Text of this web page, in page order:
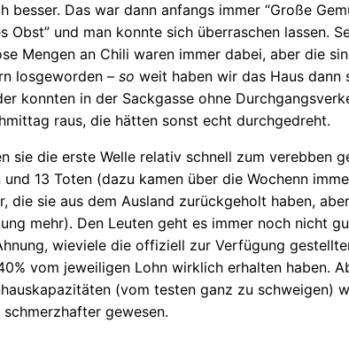
besser. Das war dann anfangs immer “Große
Obst” und man konnte sich überraschen lassen.
Mengen an Chili waren immer dabei, aber die
losgeworden – so weit haben wir das Haus dann
konnten in der Sackgasse ohne
raus, die hätten sonst echt durchgedreht.
sie die erste Welle relativ schnell zum verebben
und 13 Toten (dazu kamen über die Wochenn
die sie aus dem Ausland zurückgeholt haben,
mehr). Den Leuten geht es immer noch nicht
wieviele die offiziell zur Verfügung
vom jeweiligen Lohn wirklich erhalten haben.
(vom testen ganz zu schweigen)
gewesen.